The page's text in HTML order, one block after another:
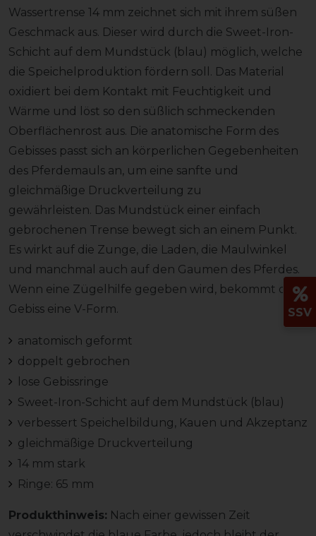
Wassertrense 14 mm zeichnet sich mit ihrem süßen
Geschmack aus. Dieser wird durch die Sweet-Iron-
Schicht auf dem Mundstück (blau) möglich, welche
die Speichelproduktion fördern soll. Das Material
oxidiert bei dem Kontakt mit Feuchtigkeit und
Wärme und löst so den süßlich schmeckenden
Oberflächenrost aus. Die anatomische Form des
Gebisses passt sich an körperlichen Gegebenheiten
des Pferdemauls an, um eine sanfte und
gleichmäßige Druckverteilung zu
gewährleisten. Das Mundstück einer einfach
gebrochenen Trense bewegt sich an einem Punkt.
Es wirkt auf die Zunge, die Laden, die Maulwinkel
und manchmal auch auf den Gaumen des Pferdes.
Wenn eine Zügelhilfe gegeben wird, bekommt das
Gebiss eine V-Form.
anatomisch geformt
doppelt gebrochen
lose Gebissringe
Sweet-Iron-Schicht auf dem Mundstück (blau)
verbessert Speichelbildung, Kauen und Akzeptanz
gleichmäßige Druckverteilung
14 mm stark
Ringe: 65 mm
Produkthinweis: Nach einer gewissen Zeit
SSV